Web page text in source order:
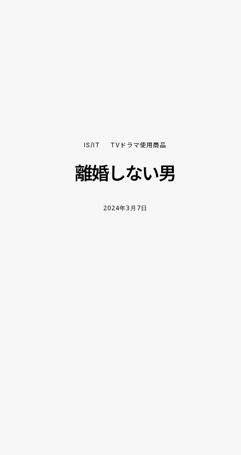
IS/IT TVドラマ使用商品
離婚しない男
2024年3月7日